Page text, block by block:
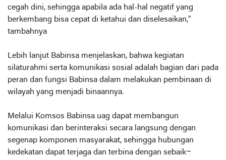
cegah dini, sehingga apabila ada hal-hal negatif yang
berkembang bisa cepat di ketahui dan diselesaikan,"
tambahnya
Lebih lanjut Babinsa menjelaskan, bahwa kegiatan
silaturahmi serta komunikasi sosial adalah bagian dari pada
peran dan fungsi Babinsa dalam melakukan pembinaan di
wilayah yang menjadi binaannya.
Melalui Komsos Babinsa uag dapat membangun
komunikasi dan berinteraksi secara langsung dengan
segenap komponen masyarakat, sehingga hubungan
kedekatan dapat terjaga dan terbina dengan sebaik–